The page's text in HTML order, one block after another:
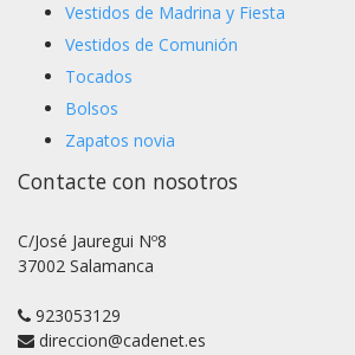
Vestidos de Madrina y Fiesta
Vestidos de Comunión
Tocados
Bolsos
Zapatos novia
Contacte con nosotros
C/José Jauregui Nº8
37002 Salamanca
923053129
direccion@cadenet.es